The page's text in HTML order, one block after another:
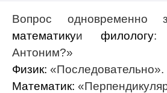
Вопрос одновременно
математикуи филологу:
Антоним?»
Физик: «Последовательно».
Математик: